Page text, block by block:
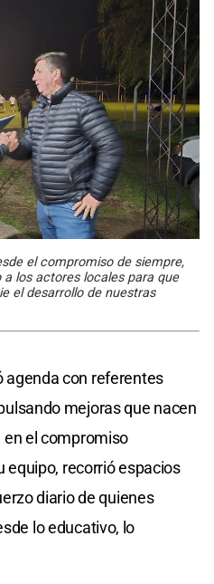
el compromiso de siempre,
los actores locales para que
el desarrollo de nuestras
agenda con referentes
mejoras que nacen
en el compromiso
equipo, recorrió espacios
diario de quienes
lo educativo, lo